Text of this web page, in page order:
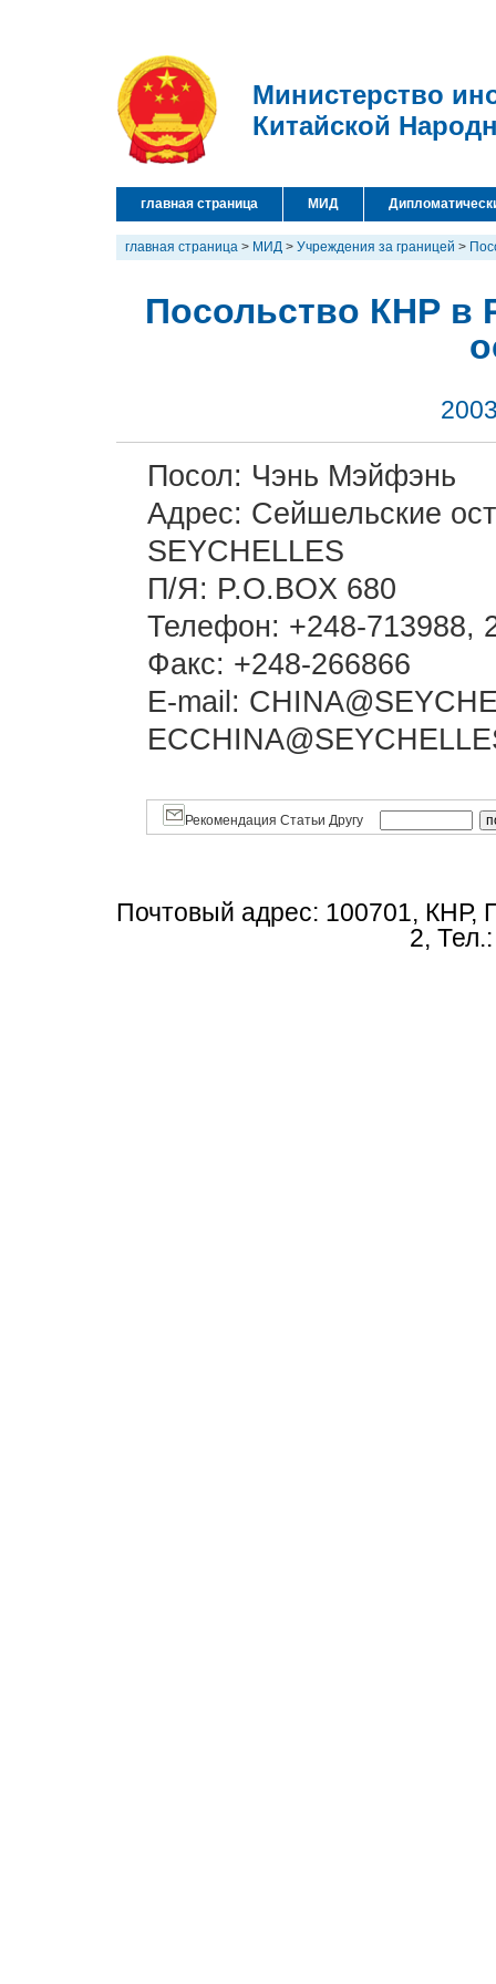
Министерство
Китайской
главная страница МИД
главная страница > МИД > Учреждения за границей >
Посольство КНР в
Посол: Чэнь Мэйфэнь
Адрес: Сейшельские
SEYCHELLES
П/Я: P.O.BOX 680
Телефон: +248-713988,
Факс: +248-266866
E-mail:
Рекомендация Статьи Другу
Почтовый адрес: 100701, КНР,
2,